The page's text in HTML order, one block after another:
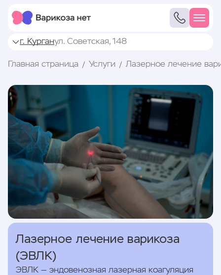
г. Курганул. Советская, 148
Главная страница Услуги Лазерное лечение
Лазерное лечение варикоза
(ЭВЛК)
ЭВЛК — эндовенозная лазерная коагуляция